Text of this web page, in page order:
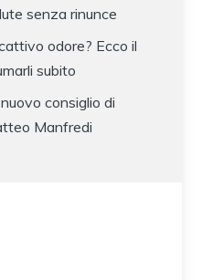
senza rinunce
odore? Ecco il
subito
consiglio di
Manfredi